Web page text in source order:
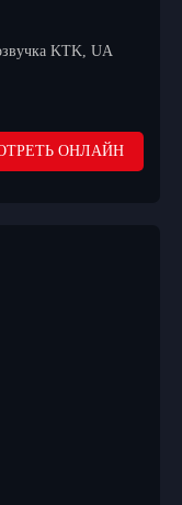
KTK, UA
ОНЛАЙН